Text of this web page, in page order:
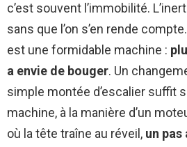
c’est souvent l’immobilité.
sans que l’on s’en rende
est une formidable machine :
a envie de bouger. Un
simple montée d’escalier suffit
machine, à la manière d’un
où la tête traîne au réveil, un